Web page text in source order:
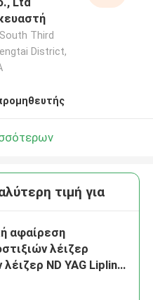
Third
District,
τιμή για
αφαίρεση
λέιζερ